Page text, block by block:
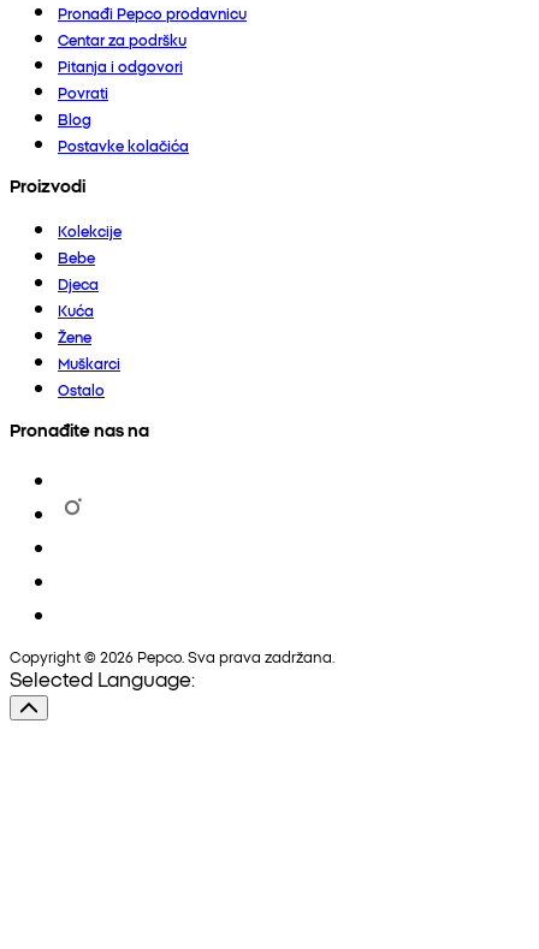
Pronađi Pepco prodavnicu
Centar za podršku
Pitanja i odgovori
Povrati
Blog
Postavke kolačića
Proizvodi
Kolekcije
Bebe
Djeca
Kuća
Žene
Muškarci
Ostalo
Pronađite nas na
Copyright © 2026 Pepco. Sva prava zadržana.
Selected Language: